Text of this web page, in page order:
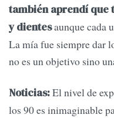
también aprendí que
y dientesaunque cada
La mía fue siempre dar
no es un objetivo sino
Noticias:El nivel de
los 90 es inimaginable